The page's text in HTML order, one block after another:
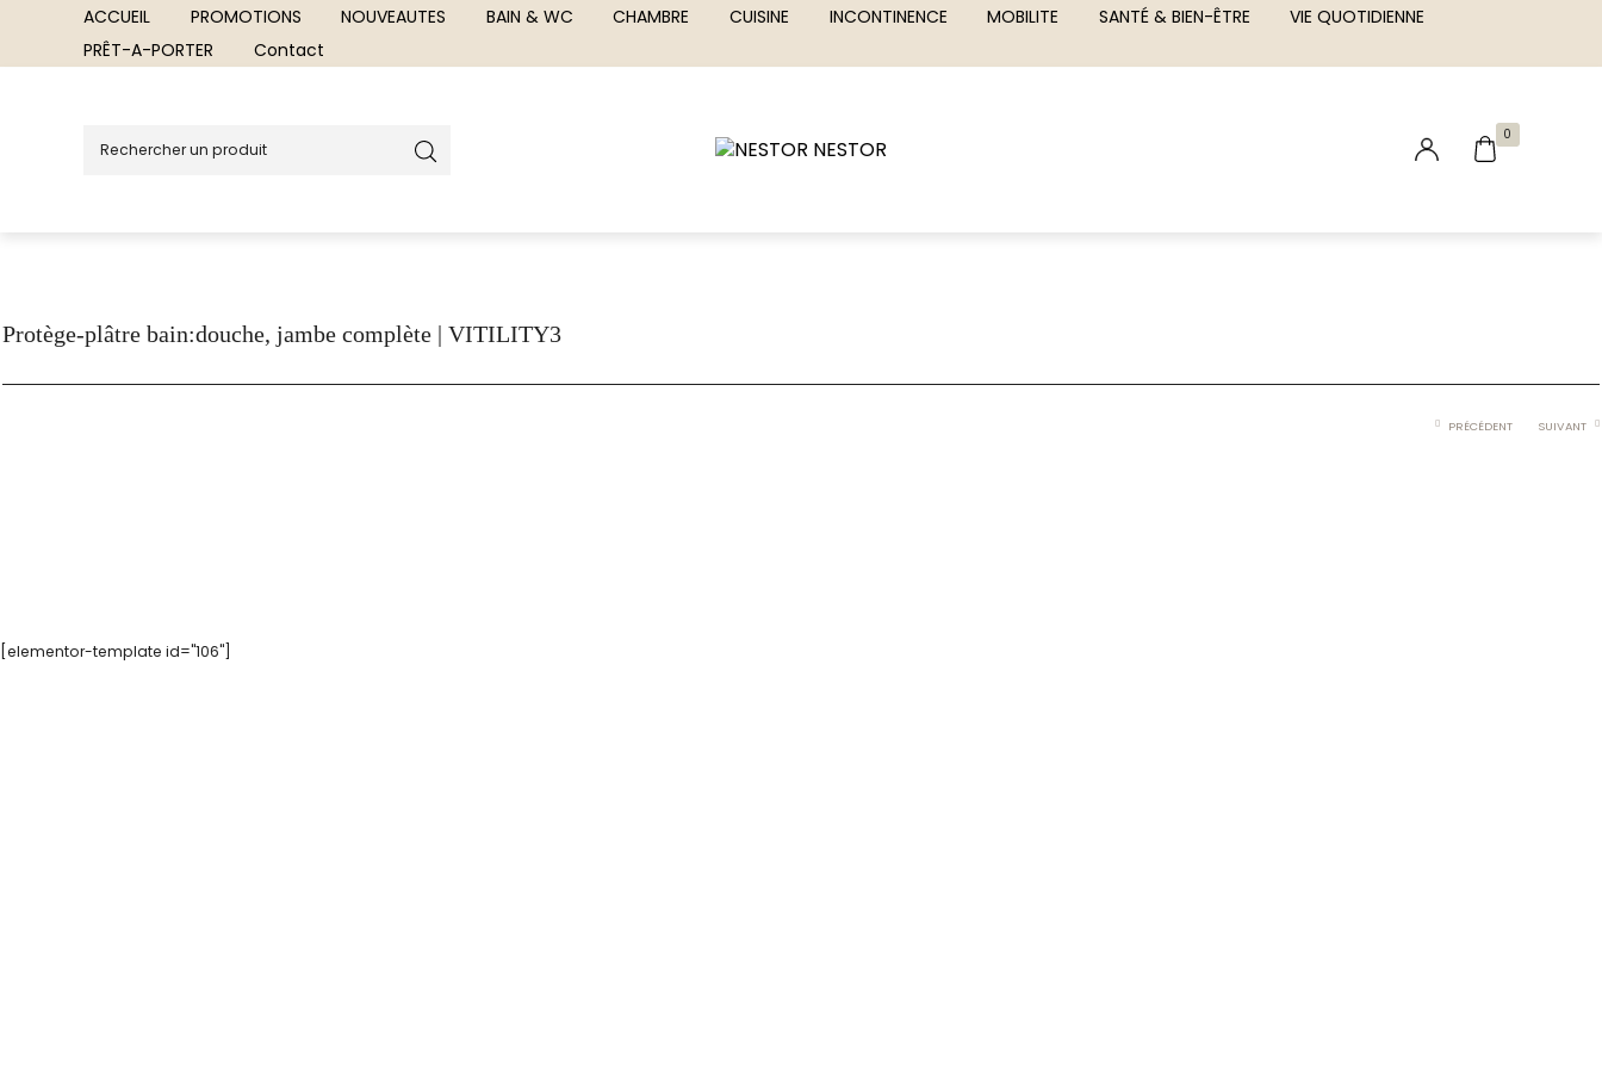
ACCUEIL PROMOTIONS NOUVEAUTES BAIN & WC CHAMBRE CUISINE INCONTINENCE MOBILITE SANTÉ & BIEN-ÊTRE
VIE QUOTIDIENNE
PRÊT-A-PORTER
Contact
0
Protège-plâtre bain:douche, jambe complète | VITILITY3
PRÉCÉDENT SUIVANT
[elementor-template id="106"]